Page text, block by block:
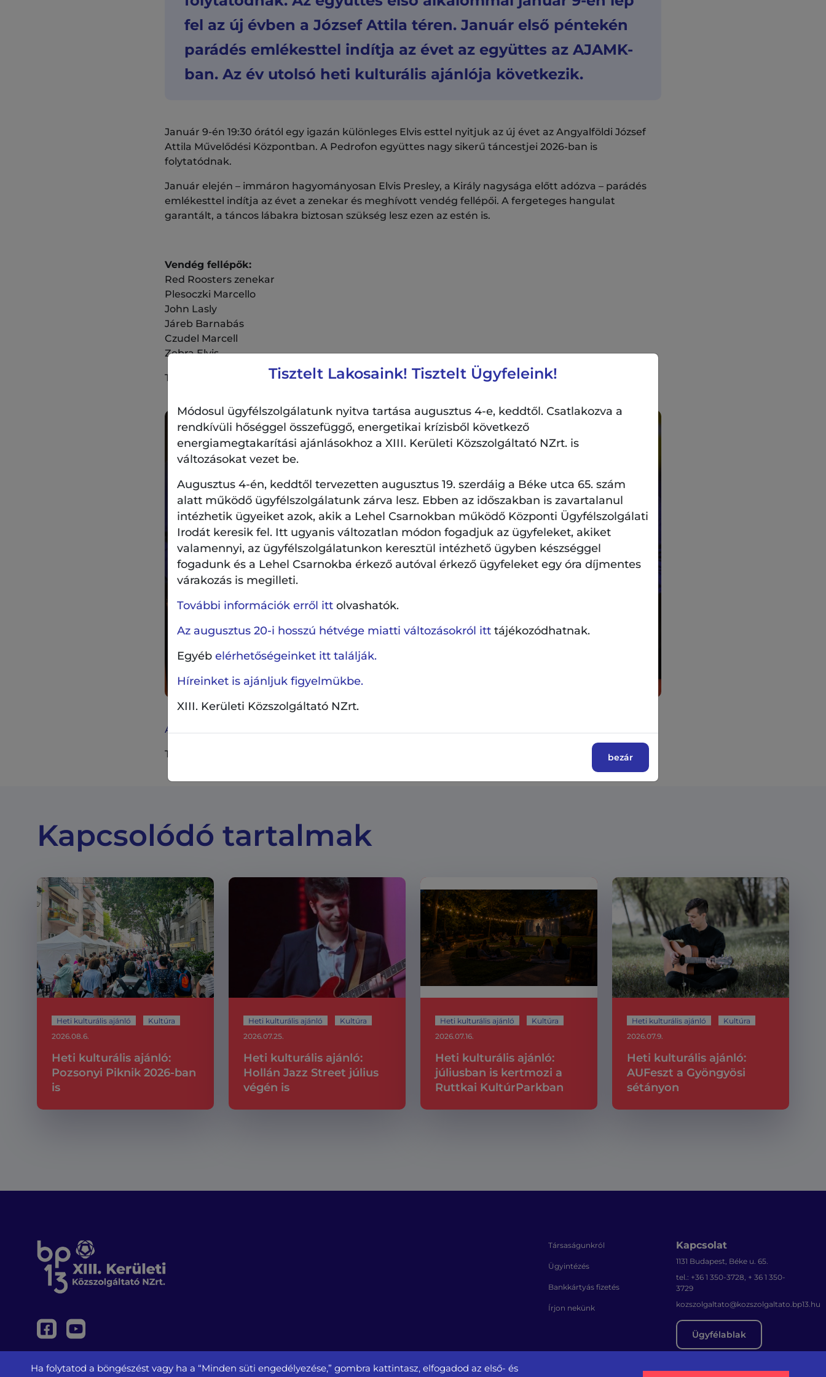
fel az új évben a József Attila téren. Január első péntekén
parádés emlékesttel indítja az évet az együttes az AJAMK-
ban. Az év utolsó heti kulturális ajánlója következik.
Január 9-én 19:30 órától egy igazán különleges Elvis esttel nyitjuk az új évet az Angyalföldi József
Attila Művelődési Központban. A Pedrofon együttes nagy sikerű táncestjei 2026-ban is
folytatódnak.
Január elején – immáron hagyományosan Elvis Presley, a Király nagysága előtt adózva – parádés
emlékesttel indítja az évet a zenekar és meghívott vendég fellépői. A fergeteges hangulat
garantált, a táncos lábakra biztosan szükség lesz ezen az estén is.
Vendég fellépők:
Red Roosters zenekar
Plesoczki Marcello
John Lasly
Járeb Barnabás
Czudel Marcell
Zebra Elvis
További információkatITTtalál.
A kerületi kulturális színtereinkről ITT
További információ és virtuális séta:
Kapcsolódó tartalmak
Heti kulturális ajánló Kultúra
Heti kulturális ajánló:
Pozsonyi Piknik 2026-ban
is
2026.08.6.
Heti kulturális ajánló Kultúra
Heti kulturális ajánló:
Hollán Jazz Street július
végén is
2026.07.25.
Heti kulturális ajánló Kultúra
Heti kulturális ajánló:
júliusban is kertmozi a
Ruttkai KultúrParkban
2026.07.16.
Heti kulturális ajánló Kultúra
Heti kulturális ajánló:
AUFeszt a Gyöngyösi
sétányon
2026.07.9.
Társaságunkról
Ügyintézés
Bankkártyás fizetés
Írjon nekünk
Kapcsolat
1131 Budapest, Béke u. 65.
tel.: +36 1 350-3728, + 36 1 350-
3729
kozszolgaltato@kozszolgaltato.bp13.hu
Ügyfélablak
Tisztelt Lakosaink! Tisztelt Ügyfeleink!
Módosul ügyfélszolgálatunk nyitva tartása augusztus 4-e, keddtől. Csatlakozva a
rendkívüli hőséggel összefüggő, energetikai krízisből következő
energiamegtakarítási ajánlásokhoz a XIII. Kerületi Közszolgáltató NZrt. is
változásokat vezet be.
Augusztus 4-én, keddtől tervezetten augusztus 19. szerdáig a Béke utca 65. szám
alatt működő ügyfélszolgálatunk zárva lesz. Ebben az időszakban is zavartalanul
intézhetik ügyeiket azok, akik a Lehel Csarnokban működő Központi Ügyfélszolgálati
Irodát keresik fel. Itt ugyanis változatlan módon fogadjuk az ügyfeleket, akiket
valamennyi, az ügyfélszolgálatunkon keresztül intézhető ügyben készséggel
fogadunk és a Lehel Csarnokba érkező autóval érkező ügyfeleket egy óra díjmentes
várakozás is megilleti.
További információk erről itt olvashatók.
Az augusztus 20-i hosszú hétvége miatti változásokról itt tájékozódhatnak.
Egyéb elérhetőségeinket itt találják.
Híreinket is ajánljuk figyelmükbe.
XIII. Kerületi Közszolgáltató NZrt.
bezár
Ha folytatod a böngészést vagy ha a “Minden süti engedélyezése,” gombra kattintasz, elfogadod az első- és